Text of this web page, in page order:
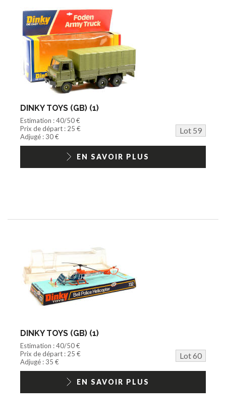
DINKY TOYS (GB) (1)
Estimation : 40/50 €
Prix de départ : 25 €
Lot 59
Adjugé : 30 €
EN SAVOIR PLUS
DINKY TOYS (GB) (1)
Estimation : 40/50 €
Prix de départ : 25 €
Lot 60
Adjugé : 35 €
EN SAVOIR PLUS